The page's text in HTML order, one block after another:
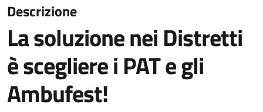
Descrizione
La soluzione nei Distretti
è scegliere i PAT e gli
Ambufest!